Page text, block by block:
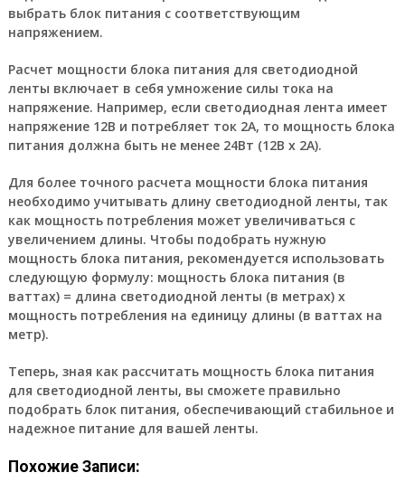
выбрать блок питания с соответствующим
напряжением.
Расчет мощности блока питания для светодиодной
ленты включает в себя умножение силы тока на
напряжение. Например, если светодиодная лента имеет
напряжение 12В и потребляет ток 2А, то мощность блока
питания должна быть не менее 24Вт (12В x 2А).
Для более точного расчета мощности блока питания
необходимо учитывать длину светодиодной ленты, так
как мощность потребления может увеличиваться с
увеличением длины. Чтобы подобрать нужную
мощность блока питания, рекомендуется использовать
следующую формулу: мощность блока питания (в
ваттах) = длина светодиодной ленты (в метрах) x
мощность потребления на единицу длины (в ваттах на
метр).
Теперь, зная как рассчитать мощность блока питания
для светодиодной ленты, вы сможете правильно
подобрать блок питания, обеспечивающий стабильное и
надежное питание для вашей ленты.
Похожие Записи: